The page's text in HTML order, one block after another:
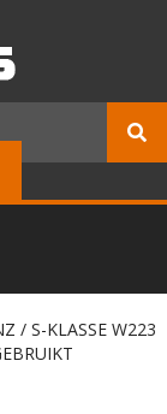
/ S-KLASSE W223